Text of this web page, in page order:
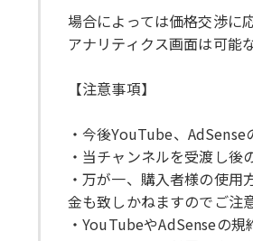
場合によっては価格交渉に
アナリティクス画面は可能
【注意事項】
・今後YouTube、
・当チャンネルを受渡し後
・万が一、購入者様の使
金も致しかねますのでご注
・YouTubeやAdSenseの